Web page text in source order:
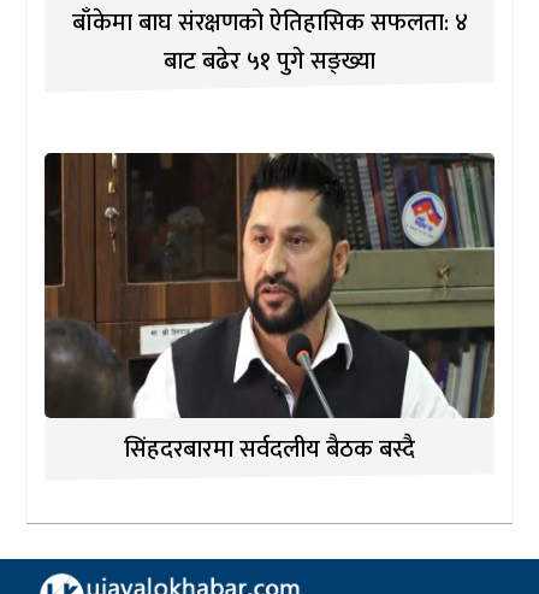
बाँकेमा बाघ संरक्षणको ऐतिहासिक सफलता: ४
बाट बढेर ५१ पुगे सङ्ख्या
सिंहदरबारमा सर्वदलीय बैठक बस्दै